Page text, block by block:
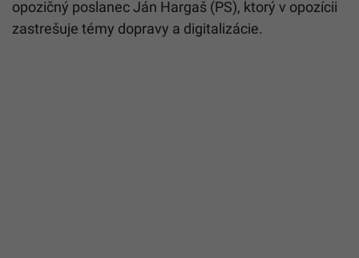
„Dnes podávame návrh na vyslovenie nedôvery
ministrovi Migaľovi a som veľmi rád, že sa k našej